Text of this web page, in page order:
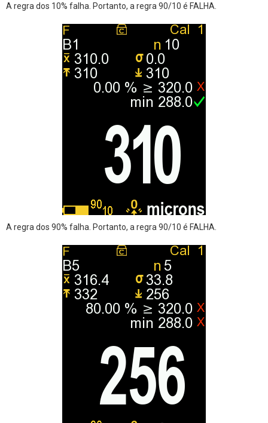
A regra dos 10% falha. Portanto, a regra 90/10 é FALHA.
A regra dos 90% falha. Portanto, a regra 90/10 é FALHA.